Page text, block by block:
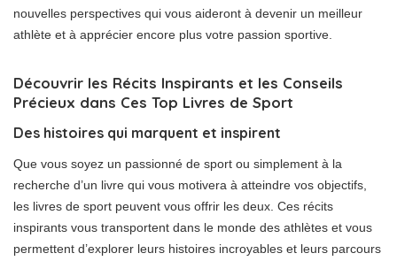
nouvelles perspectives qui vous aideront à devenir un meilleur
athlète et à apprécier encore plus votre passion sportive.
Découvrir les Récits Inspirants et les Conseils
Précieux dans Ces Top Livres de Sport
Des histoires qui marquent et inspirent
Que vous soyez un passionné de sport ou simplement à la
recherche d’un livre qui vous motivera à atteindre vos objectifs,
les livres de sport peuvent vous offrir les deux. Ces récits
inspirants vous transportent dans le monde des athlètes et vous
permettent d’explorer leurs histoires incroyables et leurs parcours